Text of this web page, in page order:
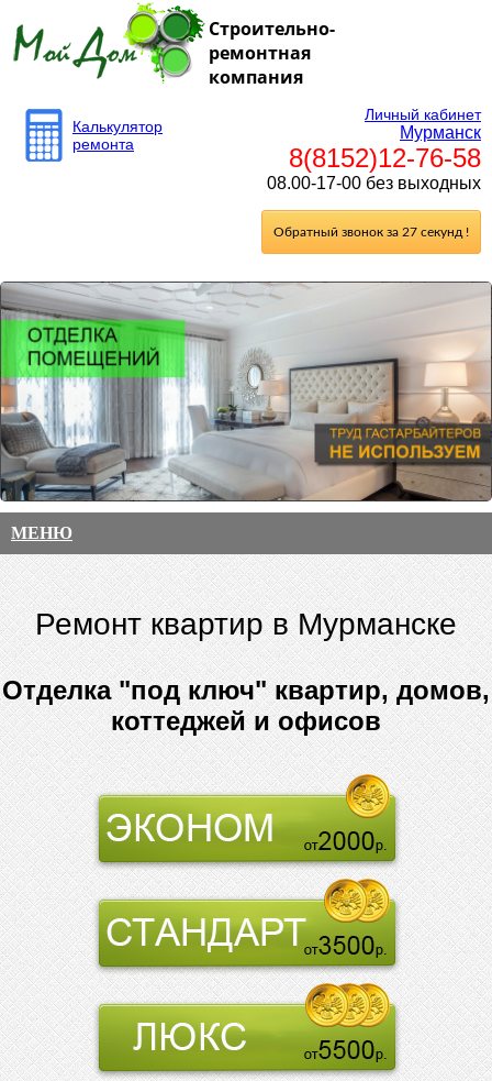
Строительно-
ремонтная
компания
Калькулятор
ремонта
Личный кабинет
Мурманск
8(8152)12-76-58
08.00-17-00 без выходных
Обратный звонок за 27 секунд !
МЕНЮ
Ремонт квартир в Мурманске
Отделка "под ключ" квартир, домов,
коттеджей и офисов